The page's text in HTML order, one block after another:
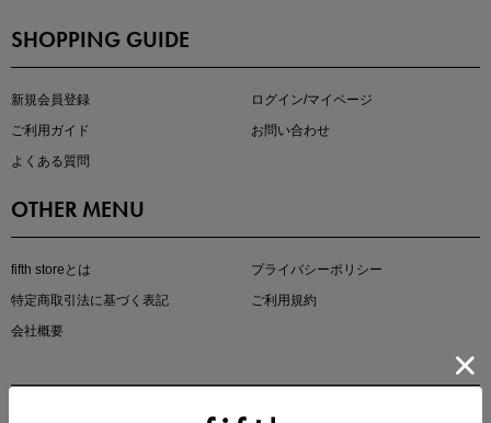
大人の着映えアイテム5選
マストバイアイテム
SHOPPING GUIDE
新規会員登録
ログイン/マイページ
ご利用ガイド
お問い合わせ
よくある質問
OTHER MENU
fifth storeとは
プライバシーポリシー
特定商取引法に基づく表記
ご利用規約
会社概要